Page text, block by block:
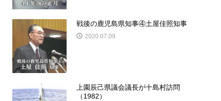
戦後の鹿児島県知事④土屋佳照知事
2020.07.09
上園辰己県議会議長が十島村訪問
（1982）